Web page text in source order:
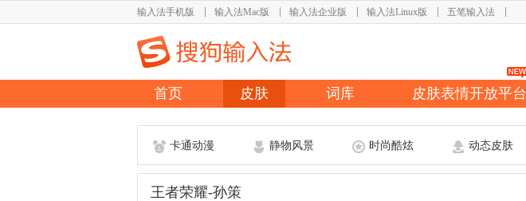
输入法手机版 输入法Mac版 输入法企业版 输入法Linux版 五笔输入法
首页 皮肤 词库 皮肤表情开放平台
卡通动漫 静物风景 时尚酷炫 动态皮肤
王者荣耀-孙策